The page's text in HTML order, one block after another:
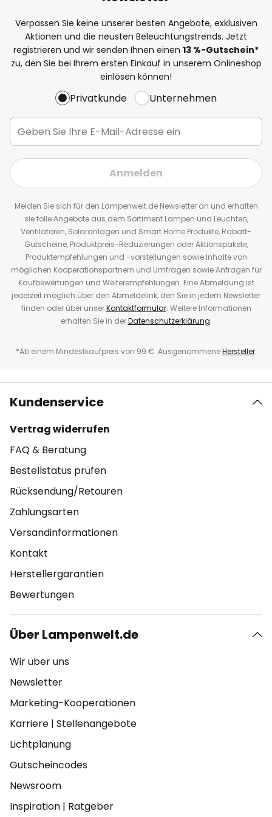
Verpassen Sie keine unserer besten Angebote, exklusiven
Aktionen und die neusten Beleuchtungstrends. Jetzt
registrieren und wir senden Ihnen einen 13 %-Gutschein*
zu, den Sie bei Ihrem ersten Einkauf in unserem Onlineshop
einlösen können!
Privatkunde Unternehmen
Anmelden
Melden Sie sich für den Lampenwelt.de Newsletter an und erhalten
sie tolle Angebote aus dem Sortiment Lampen und Leuchten,
Ventilatoren, Solaranlagen und Smart Home Produkte, Rabatt-
Gutscheine, Produktpreis-Reduzierungen oder Aktionspakete,
Produktempfehlungen und -vorstellungen sowie Inhalte von
möglichen Kooperationspartnern und Umfragen sowie Anfragen für
Kaufbewertungen und Weiterempfehlungen. Eine Abmeldung ist
jederzeit möglich über den Abmeldelink, den Sie in jedem Newsletter
finden oder über unserKontaktformular. Weitere Informationen
erhalten Sie in derDatenschutzerklärung.
*Ab einem Mindestkaufpreis von 99 €. AusgenommeneHersteller.
Kundenservice
Vertrag widerrufen
FAQ & Beratung
Bestellstatus prüfen
Rücksendung/Retouren
Zahlungsarten
Versandinformationen
Kontakt
Herstellergarantien
Bewertungen
Über Lampenwelt.de
Wir über uns
Newsletter
Marketing-Kooperationen
Karriere | Stellenangebote
Lichtplanung
Gutscheincodes
Newsroom
Inspiration | Ratgeber